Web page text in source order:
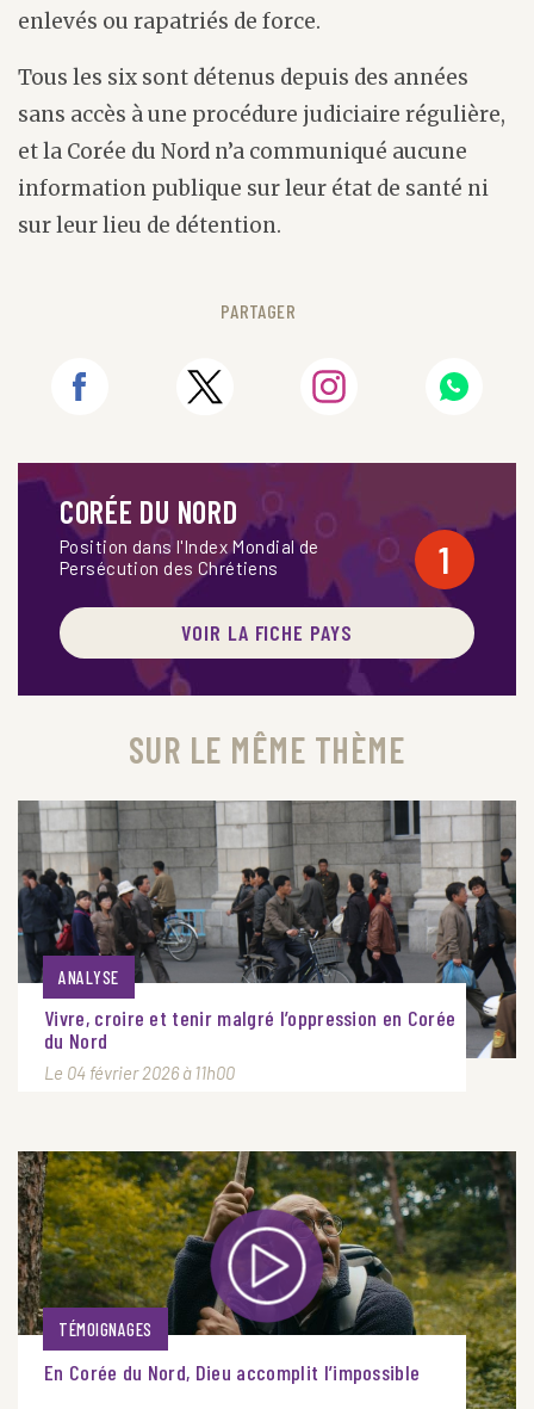
enlevés ou rapatriés de force.
Tous les six sont détenus depuis des années
sans accès à une procédure judiciaire régulière,
et la Corée du Nord n’a communiqué aucune
information publique sur leur état de santé ni
sur leur lieu de détention.
PARTAGER
CORÉE DU NORD
Position dans l'Index Mondial de
Persécution des Chrétiens
1
VOIR LA FICHE PAYS
SUR LE MÊME THÈME
ANALYSE
Vivre, croire et tenir malgré l’oppression en Corée
du Nord
Le 04 février 2026 à 11h00
TÉMOIGNAGES
En Corée du Nord, Dieu accomplit l’impossible